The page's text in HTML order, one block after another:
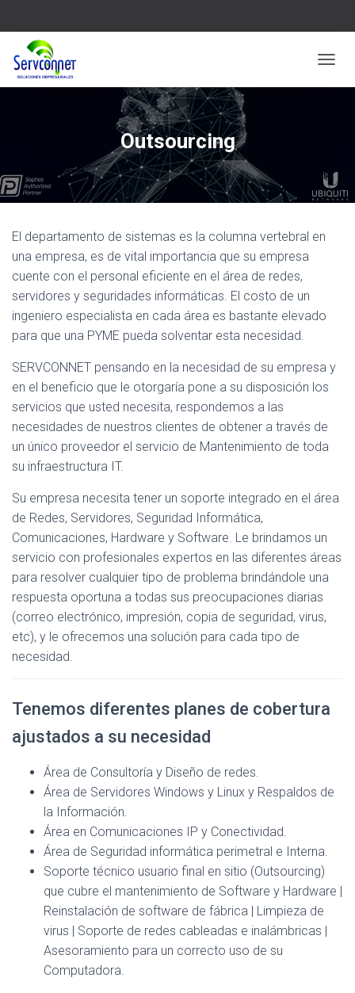
A
M
O
I
Ó
Outsourcing
El departamento de sistemas es la columna vertebral en
una empresa, es de vital importancia que su empresa
cuente con el personal eficiente en el área de redes,
servidores y seguridades informáticas. El costo de un
ingeniero especialista en cada área es bastante elevado
para que una PYME pueda solventar esta necesidad.
SERVCONNET pensando en la necesidad de su empresa y
en el beneficio que le otorgaría pone a su disposición los
servicios que usted necesita, respondemos a las
necesidades de nuestros clientes de obtener a través de
un único proveedor el servicio de Mantenimiento de toda
su infraestructura IT.
Su empresa necesita tener un soporte integrado en el área
de Redes, Servidores, Seguridad Informática,
Comunicaciones, Hardware y Software. Le brindamos un
servicio con profesionales expertos en las diferentes áreas
para resolver cualquier tipo de problema brindándole una
respuesta oportuna a todas sus preocupaciones diarias
(correo electrónico, impresión, copia de seguridad, virus,
etc), y le ofrecemos una solución para cada tipo de
necesidad.
Tenemos diferentes planes de cobertura
ajustados a su necesidad
Área de Consultoría y Diseño de redes.
Área de Servidores Windows y Linux y Respaldos de
la Información.
Área en Comunicaciones IP y Conectividad.
Área de Seguridad informática perimetral e Interna.
Soporte técnico usuario final en sitio (Outsourcing)
que cubre el mantenimiento de Software y Hardware |
Reinstalación de software de fábrica | Limpieza de
virus | Soporte de redes cableadas e inalámbricas |
Asesoramiento para un correcto uso de su
Computadora.